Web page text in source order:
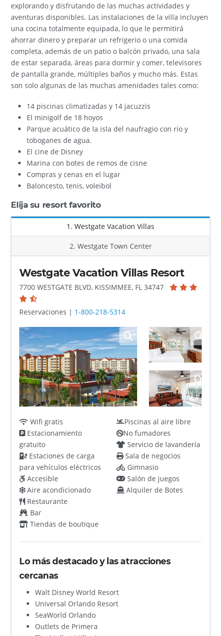
explorando y disfrutando de las muchas actividades y
aventuras disponibles. Las instalaciones de la villa incluyen
una cocina totalmente equipada, lo que le permitirá
ahorrar dinero y preparar un refrigerio o una comida
completa, además de un patio o balcón privado, una sala
de estar separada, áreas para dormir y comer, televisores
de pantalla grande, múltiples baños y mucho más. Estas
son solo algunas de las muchas amenidades tales como:
14 piscinas climatizadas y 14 jacuzzis
El minigolf de 18 hoyos
Parque acuático de la isla del naufragio con río y
toboganes de agua.
El cine de Disney
Marina con botes de remos de cisne
Compras y cenas en el lugar
Baloncesto, tenis, voleibol
Elija su resort favorito
1. Westgate Vacation Villas
2. Westgate Town Center
Westgate Vacation Villas Resort
7700 WESTGATE BLVD, KISSIMMEE, FL 34747
Reservaciones | 1-800-218-5314
Wifi gratis
Estacionamiento
gratuito
Estaciones de carga
para vehículos eléctricos
Accesible
Aire acondicionado
Restaurante
Bar
Tiendas de boutique
Piscinas al aire libre
No fumadores
Servicio de lavandería
Sala de negocios
Gimnasio
Salón de juegos
Alquiler de Botes
Lo más destacado y las atracciones
cercanas
Walt Disney World Resort
Universal Orlando Resort
SeaWorld Orlando
Outlets de Primera